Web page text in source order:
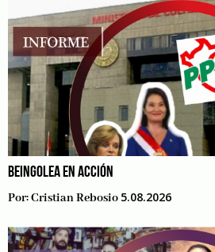
BEINGOLEA EN ACCIÓN
Por:Cristian Rebosio 5.08.2026